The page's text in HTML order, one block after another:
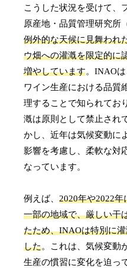
こうした状況を受けて、
原産地・品質管理研究所
例外的な天候に見舞われ
ウ畑への灌漑を限定的に
増やしています。INAO
ワイン生産における品質
理することで知られてお
漑は原則として禁止され
かし、近年は気候変動に
影響を考慮し、柔軟な対
なっています。
例えば、2020年や2022
一部の地域で、厳しい干
たため、INAOは特別に
した。これは、気候変動
生産の慣習に変化を迫っ